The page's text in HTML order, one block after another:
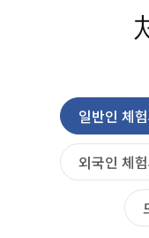
일반인 체
외국인 체